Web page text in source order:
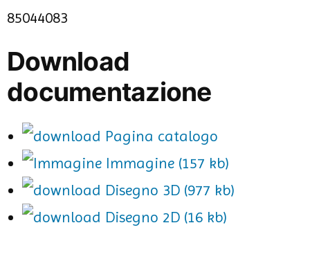
85044083
Download
documentazione
Pagina catalogo
Immagine (157 kb)
Disegno 3D (977 kb)
Disegno 2D (16 kb)